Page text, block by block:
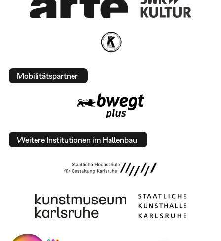
Mobilitätspartner
Weitere Institutionen im Hallenbau